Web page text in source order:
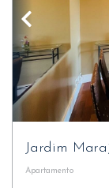
Jardim
Apartamento